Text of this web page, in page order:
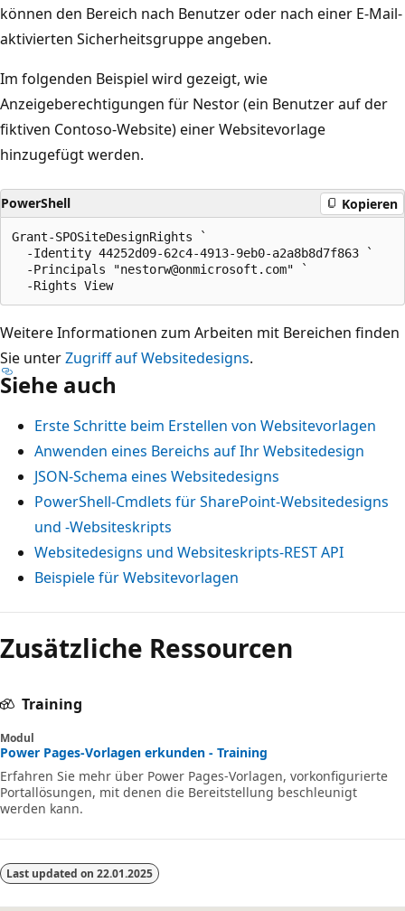
können den Bereich nach Benutzer oder nach einer E-Mail-
aktivierten Sicherheitsgruppe angeben.
Im folgenden Beispiel wird gezeigt, wie
Anzeigeberechtigungen für Nestor (ein Benutzer auf der
fiktiven Contoso-Website) einer Websitevorlage
hinzugefügt werden.
PowerShell Kopieren
Grant-SPOSiteDesignRights `
  -Identity 44252d09-62c4-4913-9eb0-a2a8b8d7f863 `
  -Principals "nestorw@onmicrosoft.com" `
Weitere Informationen zum Arbeiten mit Bereichen finden
Sie unterZugriff auf Websitedesigns.
Siehe auch
Erste Schritte beim Erstellen von Websitevorlagen
Anwenden eines Bereichs auf Ihr Websitedesign
JSON-Schema eines Websitedesigns
PowerShell-Cmdlets für SharePoint-Websitedesigns
und -Websiteskripts
Websitedesigns und Websiteskripts-REST API
Beispiele für Websitevorlagen
Zusätzliche Ressourcen
Training
Modul
Power Pages-Vorlagen erkunden - Training
Erfahren Sie mehr über Power Pages-Vorlagen, vorkonfigurierte
Portallösungen, mit denen die Bereitstellung beschleunigt
werden kann.
Last updated on 22.01.2025